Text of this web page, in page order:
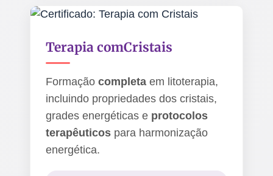
Terapia comCristais
Formação completa em litoterapia,
incluindo propriedades dos cristais,
grades energéticas e protocolos
terapêuticos para harmonização
energética.